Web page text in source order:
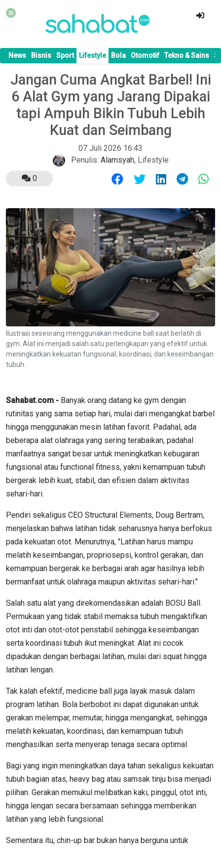
News Bisnis Sport Lifestyle Bola Otomotif Tekno & Sains
Jangan Cuma Angkat Barbel! Ini
6 Alat Gym yang Jarang Dipakai
tapi Ampuh Bikin Tubuh Lebih
Kuat dan Seimbang
07 Juli 2026 16:43
Penulis: Alamsyah, Lifestyle
0
Ilustrasi seseorang menggunakan medicine ball saat berlatih di
gym. Alat ini menjadi salah satu perlengkapan yang efektif untuk
meningkatkan kekuatan fungsional, koordinasi, dan keseimbangan
tubuh.
Sahabat.com - Banyak orang datang ke gym dengan
rutinitas yang sama setiap hari, mulai dari mengangkat barbel
hingga menggunakan mesin latihan favorit. Padahal, ada
beberapa alat olahraga yang sering terabaikan, padahal
manfaatnya sangat besar untuk meningkatkan kebugaran
fungsional atau functional fitness, yakni kemampuan tubuh
bergerak lebih kuat, stabil, dan efisien dalam aktivitas
sehari-hari.
Pendiri sekaligus CEO Structural Elements, Doug Bertram,
menjelaskan bahwa latihan tidak seharusnya hanya berfokus
pada kekuatan otot. Menurutnya, "Latihan harus mampu
melatih keseimbangan, propriosepsi, kontrol gerakan, dan
kemampuan bergerak ke berbagai arah agar hasilnya lebih
bermanfaat untuk olahraga maupun aktivitas sehari-hari."
Salah satu alat yang direkomendasikan adalah BOSU Ball.
Permukaan yang tidak stabil memaksa tubuh mengaktifkan
otot inti dan otot-otot penstabil sehingga keseimbangan
serta koordinasi tubuh ikut meningkat. Alat ini cocok
dipadukan dengan berbagai latihan, mulai dari squat hingga
latihan lengan.
Tak kalah efektif, medicine ball juga layak masuk dalam
program latihan. Bola berbobot ini dapat digunakan untuk
gerakan melempar, memutar, hingga mengangkat, sehingga
melatih kekuatan, koordinasi, dan kemampuan tubuh
menghasilkan serta menyerap tenaga secara optimal.
Bagi yang ingin meningkatkan daya tahan sekaligus kekuatan
tubuh bagian atas, heavy bag atau samsak tinju bisa menjadi
pilihan. Gerakan memukul melibatkan kaki, pinggul, otot inti,
hingga lengan secara bersamaan sehingga memberikan
latihan yang lebih fungsional.
Sementara itu, chin-up bar bukan hanya berguna untuk